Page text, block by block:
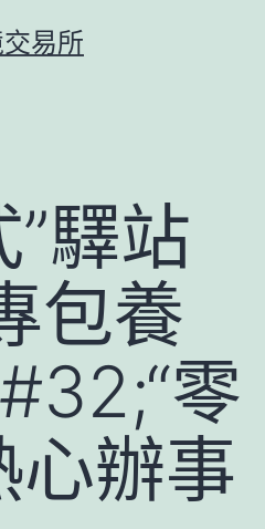
易所
”驛站
包養
零
心辦事